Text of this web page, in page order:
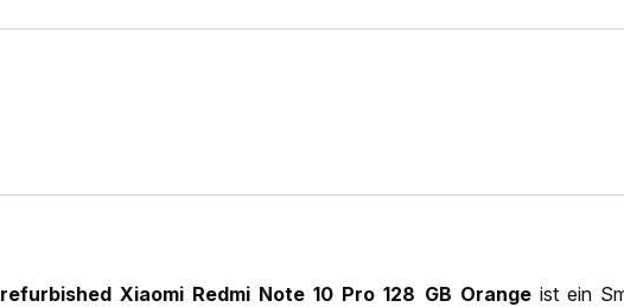
refurbished Xiaomi Redmi Note 10 Pro 128 GB Orangeist ein